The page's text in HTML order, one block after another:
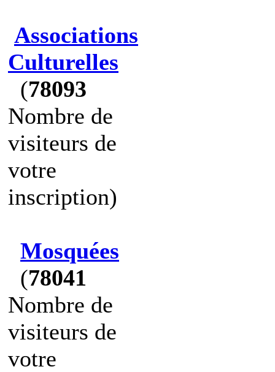
Associations
Culturelles
(78093
Nombre de
visiteurs de
votre
inscription)
Mosquées
(78041
Nombre de
visiteurs de
votre